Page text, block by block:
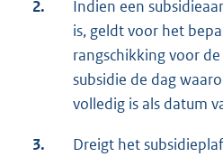
2.
Indien een
is, geldt voor het
rangschikking voor
subsidie de dag
volledig is als datum
3.
Dreigt het